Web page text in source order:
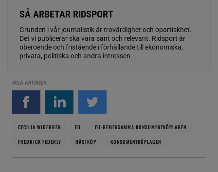
SÅ ARBETAR RIDSPORT
Grunden i vår journalistik är trovärdighet och opartiskhet.
Det vi publicerar ska vara sant och relevant. Ridsport är
oberoende och fristående i förhållande till ekonomiska,
privata, politiska och andra intressen.
DELA ARTIKELN
CECILIA WIDEGREN EU
EU-GEMENSAMMA KONSUMENTKÖPLAGEN
FREDRICK FEDERLY
HÄSTKÖP KONSUMENTKÖPLAGEN